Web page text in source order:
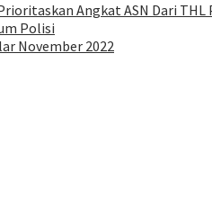
Angkat ASN Dari
Polisi
November 2022